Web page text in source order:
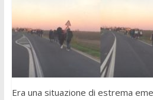
Era una situazione di estrema